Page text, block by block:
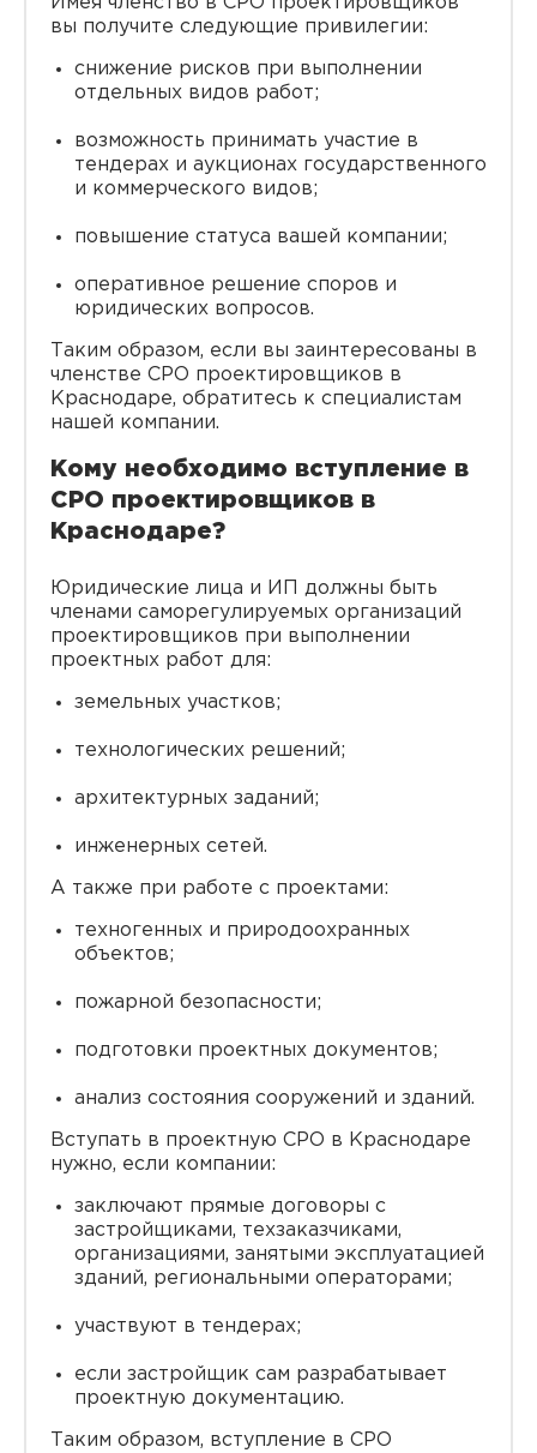
вы получите следующие привилегии:
снижение рисков при выполнении
отдельных видов работ;
возможность принимать участие в
тендерах и аукционах государственного
и коммерческого видов;
повышение статуса вашей компании;
оперативное решение споров и
юридических вопросов.
Таким образом, если вы заинтересованы в
членстве СРО проектировщиков в
Краснодаре, обратитесь к специалистам
нашей компании.
Кому необходимо вступление в
СРО проектировщиков в
Краснодаре?
Юридические лица и ИП должны быть
членами саморегулируемых организаций
проектировщиков при выполнении
проектных работ для:
земельных участков;
технологических решений;
архитектурных заданий;
инженерных сетей.
А также при работе с проектами:
техногенных и природоохранных
объектов;
пожарной безопасности;
подготовки проектных документов;
анализ состояния сооружений и зданий.
Вступать в проектную СРО в Краснодаре
нужно, если компании:
заключают прямые договоры с
застройщиками, техзаказчиками,
организациями, занятыми эксплуатацией
зданий, региональными операторами;
участвуют в тендерах;
если застройщик сам разрабатывает
проектную документацию.
Таким образом, вступление в СРО